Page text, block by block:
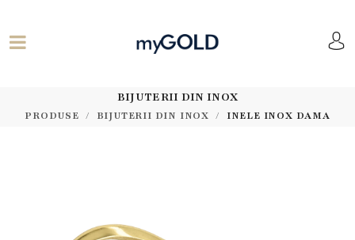
BIJUTERII DIN INOX
PRODUSE BIJUTERII DIN INOX INELE INOX DAMA